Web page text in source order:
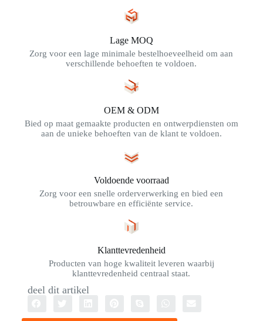
Lage MOQ
Zorg voor een lage minimale bestelhoeveelheid om aan
verschillende behoeften te voldoen.
OEM & ODM
Bied op maat gemaakte producten en ontwerpdiensten om
aan de unieke behoeften van de klant te voldoen.
Voldoende voorraad
Zorg voor een snelle orderverwerking en bied een
betrouwbare en efficiënte service.
Klanttevredenheid
Producten van hoge kwaliteit leveren waarbij
klanttevredenheid centraal staat.
deel dit artikel